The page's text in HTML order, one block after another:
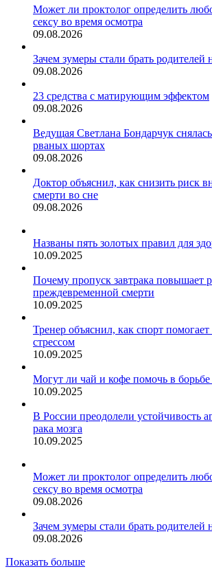
Может ли проктолог определить
сексу во время осмотра
09.08.2026
Зачем зумеры стали брать родителей
09.08.2026
23 средства с матирующим эффектом
09.08.2026
Ведущая Светлана Бондарчук
рваных шортах
09.08.2026
Доктор объяснил, как снизить риск
смерти во сне
09.08.2026
Названы пять золотых правил для
10.09.2025
Почему пропуск завтрака повышает
преждевременной смерти
10.09.2025
Тренер объяснил, как спорт помогает
стрессом
10.09.2025
Могут ли чай и кофе помочь в борьбе
10.09.2025
В России преодолели устойчивость
рака мозга
10.09.2025
Может ли проктолог определить
сексу во время осмотра
09.08.2026
Зачем зумеры стали брать родителей
09.08.2026
Показать больше